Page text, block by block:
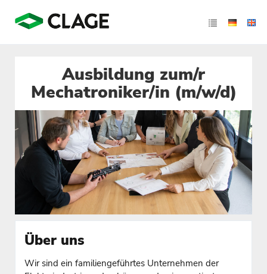
Ausbildung zum/r
Mechatroniker/in (m/w/d)
Über uns
Wir sind ein familiengeführtes Unternehmen der